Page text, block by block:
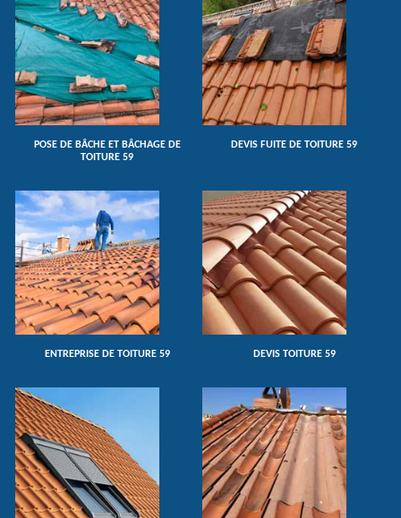
POSE DE BÂCHE ET BÂCHAGE DE
TOITURE 59
DEVIS FUITE DE TOITURE 59
ENTREPRISE DE TOITURE 59 DEVIS TOITURE 59